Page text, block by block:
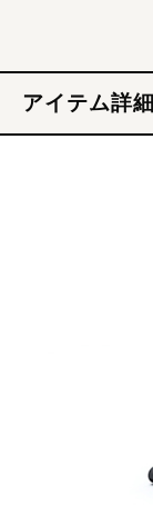
アイテム詳細